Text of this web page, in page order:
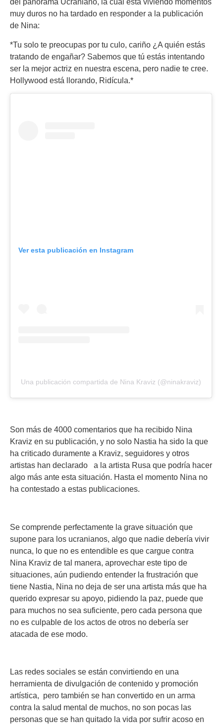
del panorama Ucraniano, la cual está viviendo momentos
muy duros no ha tardado en responder a la publicación
de Nina:
*Tu solo te preocupas por tu culo, cariño ¿A quién estás
tratando de engañar? Sabemos que tú estás intentando
ser la mejor actriz en nuestra escena, pero nadie te cree.
Hollywood está llorando, Ridícula.*
Ver esta publicación en Instagram
Una publicación compartida de Nina Kraviz (@ninakraviz)
Son más de 4000 comentarios que ha recibido Nina
Kraviz en su publicación, y no solo Nastia ha sido la que
ha criticado duramente a Kraviz, seguidores y otros
artistas han declarado a la artista Rusa que podría hacer
algo más ante esta situación. Hasta el momento Nina no
ha contestado a estas publicaciones.
Se comprende perfectamente la grave situación que
supone para los ucranianos, algo que nadie debería vivir
nunca, lo que no es entendible es que cargue contra
Nina Kraviz de tal manera, aprovechar este tipo de
situaciones, aún pudiendo entender la frustración que
tiene Nastia, Nina no deja de ser una artista más que ha
querido expresar su apoyo, pidiendo la paz, puede que
para muchos no sea suficiente, pero cada persona que
no es culpable de los actos de otros no debería ser
atacada de ese modo.
Las redes sociales se están convirtiendo en una
herramienta de divulgación de contenido y promoción
artística, pero también se han convertido en un arma
contra la salud mental de muchos, no son pocas las
personas que se han quitado la vida por sufrir acoso en